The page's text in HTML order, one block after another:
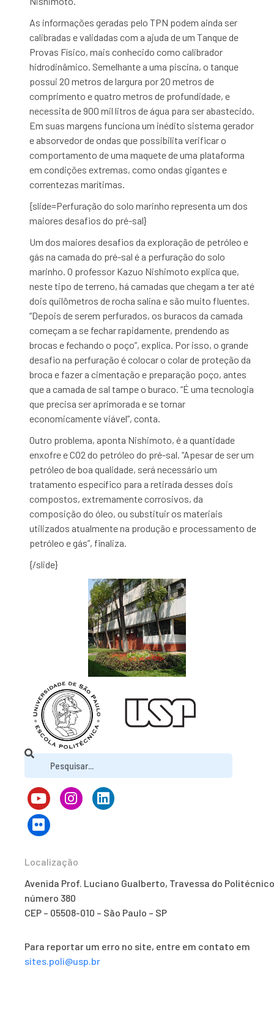
As informações geradas pelo TPN podem ainda ser
calibradas e validadas com a ajuda de um Tanque de
Provas Físico, mais conhecido como calibrador
hidrodinâmico. Semelhante a uma piscina, o tanque
possui 20 metros de largura por 20 metros de
comprimento e quatro metros de profundidade, e
necessita de 900 mil litros de água para ser abastecido.
Em suas margens funciona um inédito sistema gerador
e absorvedor de ondas que possibilita verificar o
comportamento de uma maquete de uma plataforma
em condições extremas, como ondas gigantes e
correntezas marítimas.
{slide=Perfuração do solo marinho representa um dos
maiores desafios do pré-sal}
Um dos maiores desafios da exploração de petróleo e
gás na camada do pré-sal é a perfuração do solo
marinho. O professor Kazuo Nishimoto explica que,
neste tipo de terreno, há camadas que chegam a ter até
dois quilômetros de rocha salina e são muito fluentes.
“Depois de serem perfurados, os buracos da camada
começam a se fechar rapidamente, prendendo as
brocas e fechando o poço”, explica. Por isso, o grande
desafio na perfuração é colocar o colar de proteção da
broca e fazer a cimentação e preparação poço, antes
que a camada de sal tampe o buraco. “É uma tecnologia
que precisa ser aprimorada e se tornar
economicamente viável”, conta.
Outro problema, aponta Nishimoto, é a quantidade
enxofre e CO2 do petróleo do pré-sal. “Apesar de ser um
petróleo de boa qualidade, será necessário um
tratamento específico para a retirada desses dois
compostos, extremamente corrosivos, da
composição do óleo, ou substituir os materiais
utilizados atualmente na produção e processamento de
petróleo e gás”, finaliza.
{/slide}
Localização
Avenida Prof. Luciano Gualberto, Travessa do
número 380
CEP – 05508-010 – São Paulo – SP
Para reportar um erro no site, entre em contato em
sites.poli@usp.br